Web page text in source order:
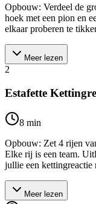
Opbouw: Verdeel de
hoek met een pion en
elkaar proberen te
Meer lezen
2
Estafette
8 min
Opbouw: Zet 4 rijen
Elke rij is een team.
jullie een
Meer lezen